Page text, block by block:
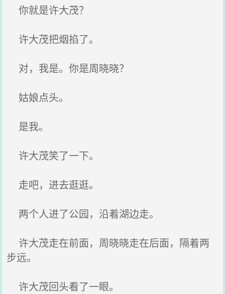
你就是许大茂？
许大茂把烟掐了。
对，我是。你是周晓晓？
姑娘点头。
是我。
许大茂笑了一下。
走吧，进去逛逛。
两个人进了公园，沿着湖边走。
许大茂走在前面，周晓晓走在后面，隔着两
步远。
许大茂回头看了一眼。